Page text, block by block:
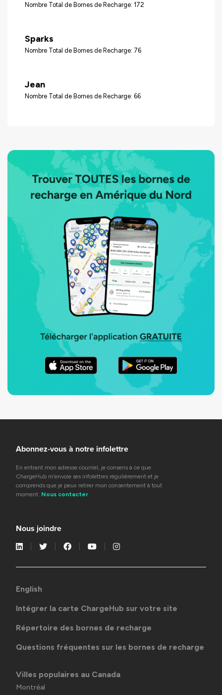
Nombre Total de Bornes de Recharge: 172
Sparks
Nombre Total de Bornes de Recharge: 76
Jean
Nombre Total de Bornes de Recharge: 66
Abonnez-vous à notre infolettre
En entrant mon adresse courriel, je consens à ce que
ChargeHub m’envoie ses infolettres régulièrement et je
comprends que je peux retirer mon consentement à tout
moment. Nous contacter
Nous joindre
English
Intégrer la carte ChargeHub sur votre site
Répertoire des bornes de recharge
Questions fréquentes sur les bornes de recharge
Villes populaires au Canada
Montréal